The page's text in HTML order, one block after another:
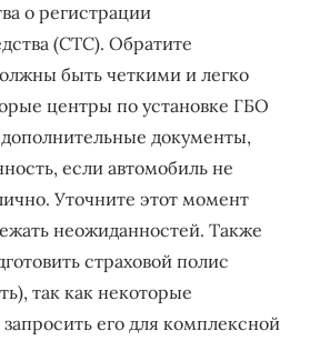
о регистрации
(СТС). Обратите
быть четкими и легко
центры по установке ГБО
дополнительные документы,
если автомобиль не
Уточните этот момент
неожиданностей. Также
страховой полис
так как некоторые
его для комплексной